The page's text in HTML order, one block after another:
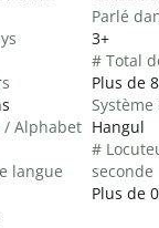
/ Alphabet
langue
Parlé
3+
# Total
Plus de
Hangul
#
seconde
Plus de